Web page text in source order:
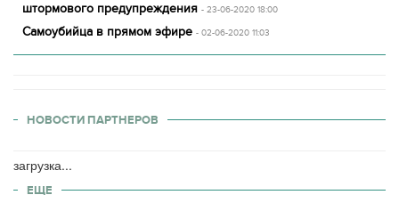
штормового предупреждения - 23-06-2020 18:00
Самоубийца в прямом эфире - 02-06-2020 11:03
НОВОСТИ ПАРТНЕРОВ
загрузка...
ЕЩЕ